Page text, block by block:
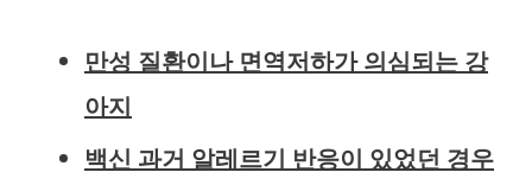
만성 질환이나 면역저하가 의심되는 강
아지
백신 과거 알레르기 반응이 있었던 경우